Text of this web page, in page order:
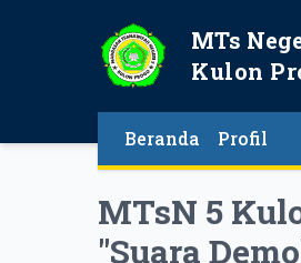
MTs
Kulon
Beranda Profil
MTsN 5
"Suara